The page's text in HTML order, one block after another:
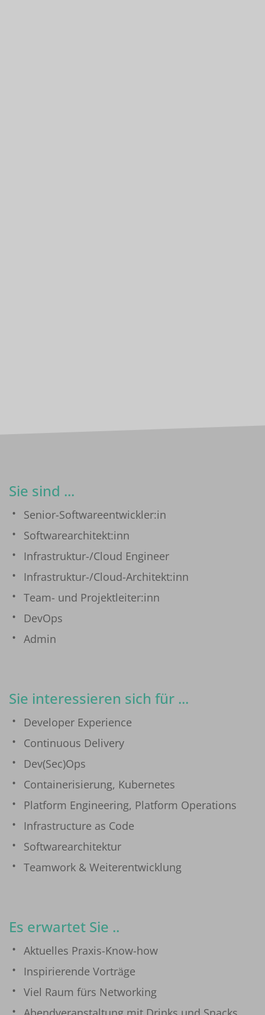
Sie sind ...
Senior-Softwareentwickler:in
Softwarearchitekt:inn
Infrastruktur-/Cloud Engineer
Infrastruktur-/Cloud-Architekt:inn
Team- und Projektleiter:inn
DevOps
Admin
Sie interessieren sich für ...
Developer Experience
Continuous Delivery
Dev(Sec)Ops
Containerisierung, Kubernetes
Platform Engineering, Platform Operations
Infrastructure as Code
Softwarearchitektur
Teamwork & Weiterentwicklung
Es erwartet Sie ..
Aktuelles Praxis-Know-how
Inspirierende Vorträge
Viel Raum fürs Networking